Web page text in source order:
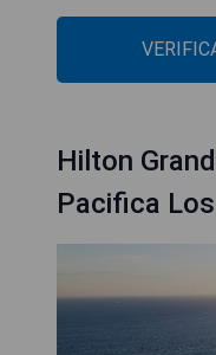
Hilton
Pacifica